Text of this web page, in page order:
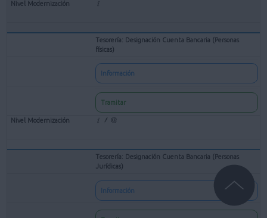
Tesorería: Designación Cuenta Bancaria (Personas
físicas)
Información
Tramitar
Tesorería: Designación Cuenta Bancaria (Personas
Jurídicas)
Información